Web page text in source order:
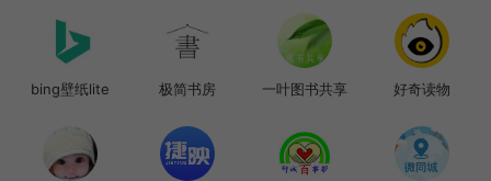
bing壁纸lite 极简书房 一叶图书共享 好奇读物